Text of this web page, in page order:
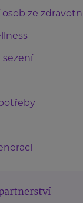
ze
sezení